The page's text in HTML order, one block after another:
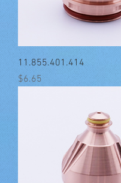
11.855.401.414
मूल्य
$6.65